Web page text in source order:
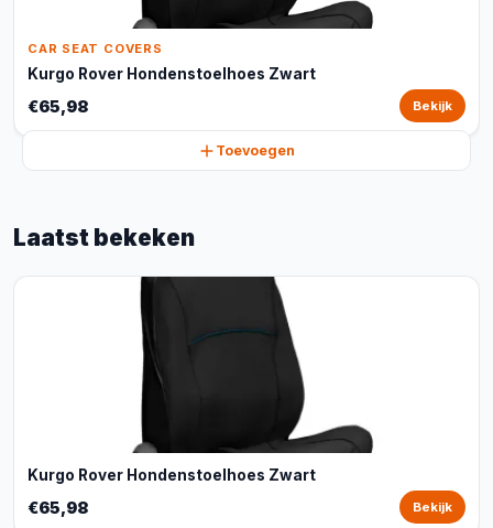
CAR SEAT COVERS
Kurgo Rover Hondenstoelhoes Zwart
€65,98 Bekijk
Toevoegen
Laatst bekeken
Kurgo Rover Hondenstoelhoes Zwart
€65,98 Bekijk